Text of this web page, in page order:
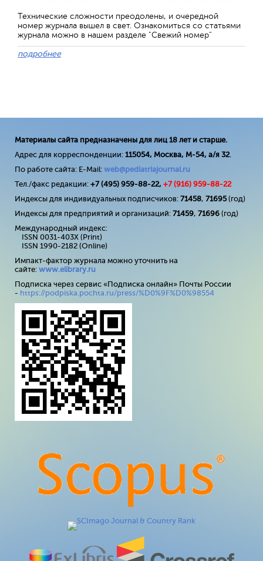
Технические сложности преодолены, и очередной
номер журнала вышел в свет. Ознакомиться со статьями
журнала можно в нашем разделе "Свежий номер"
подробнее
Материалы сайта предназначены для лиц 18 лет и старше.
Адрес для корреспонденции: 115054, Москва, М-54, а/я 32.
По работе сайта: E-Mail: web@pediatriajournal.ru
Тел./факс редакции: +7 (495) 959-88-22, +7 (916) 959-88-22
Индексы для индивидуальных подписчиков: 71458, 71695(год)
Индексы для предприятий и организаций: 71459, 71696 (год)
Международный индекс:
ISSN 0031-403X (Print)
ISSN 1990-2182 (Online)
Импакт-фактор журнала можно уточнить на
сайте: www.elibrary.ru
Подписка через сервис «Подписка онлайн» Почты России
- https://podpiska.pochta.ru/press/%D0%9F%D0%98554